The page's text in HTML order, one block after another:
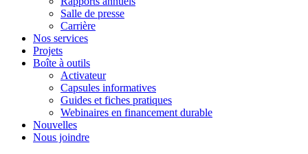
Salle de presse
Carrière
Nos services
Projets
Boîte à outils
Activateur
Capsules informatives
Guides et fiches pratiques
Webinaires en financement durable
Nouvelles
Nous joindre